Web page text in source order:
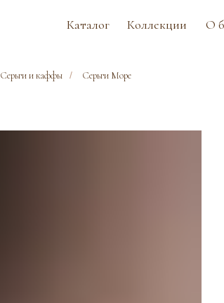
Каталог Коллекции О бренде
Серьги и каффы / Серьги Море